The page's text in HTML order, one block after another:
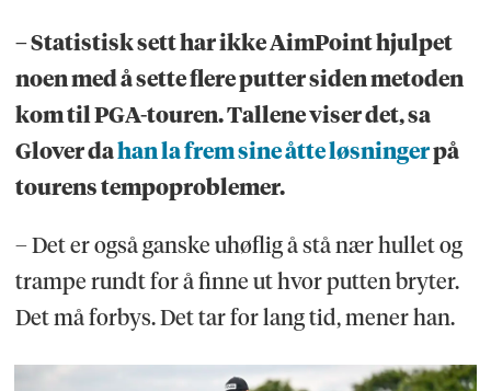
– Statistisk sett har ikke AimPoint hjulpet
noen med å sette flere putter siden metoden
kom til PGA-touren. Tallene viser det, sa
Glover dahan la frem sine åtte løsningerpå
tourens tempoproblemer.
– Det er også ganske uhøflig å stå nær hullet og
trampe rundt for å finne ut hvor putten bryter.
Det må forbys. Det tar for lang tid, mener han.